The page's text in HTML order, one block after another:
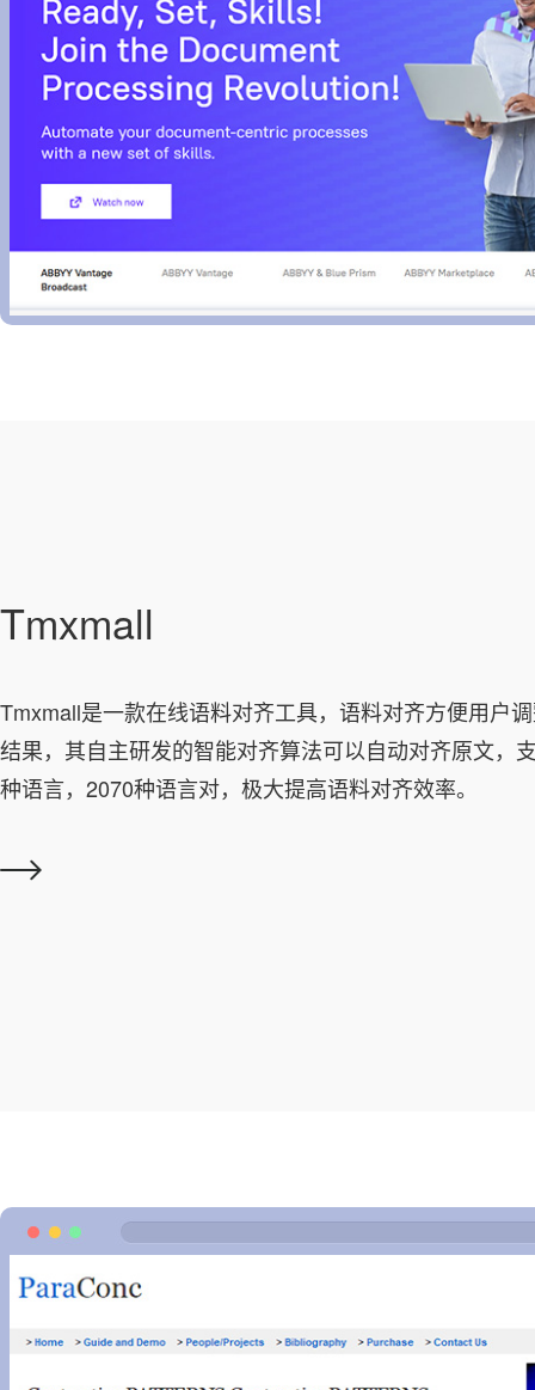
Tmxmall
Tmxmall是一款在线语料对齐工具，语料对齐方便用户
结果，其自主研发的智能对齐算法可以自动对齐原文，
种语言，2070种语言对，极大提高语料对齐效率。